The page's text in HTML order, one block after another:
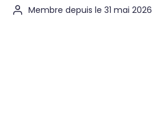
Membre depuis le 31 mai 2026